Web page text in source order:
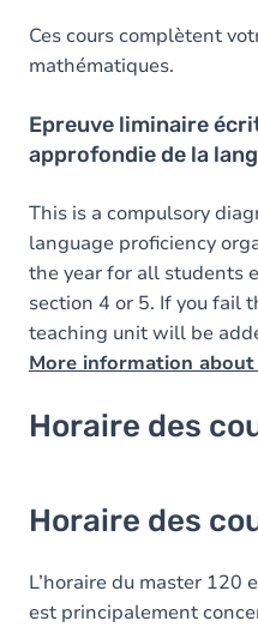
Ces cours complètent
mathématiques.
Epreuve liminaire
approfondie de la
This is a compulsory
language proficiency
the year for all students
section 4 or 5. If you fail
teaching unit will be
More information
Horaire des
Horaire des
L’horaire du master 120
est principalement